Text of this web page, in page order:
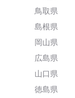
鳥取県
島根県
岡山県
広島県
山口県
徳島県